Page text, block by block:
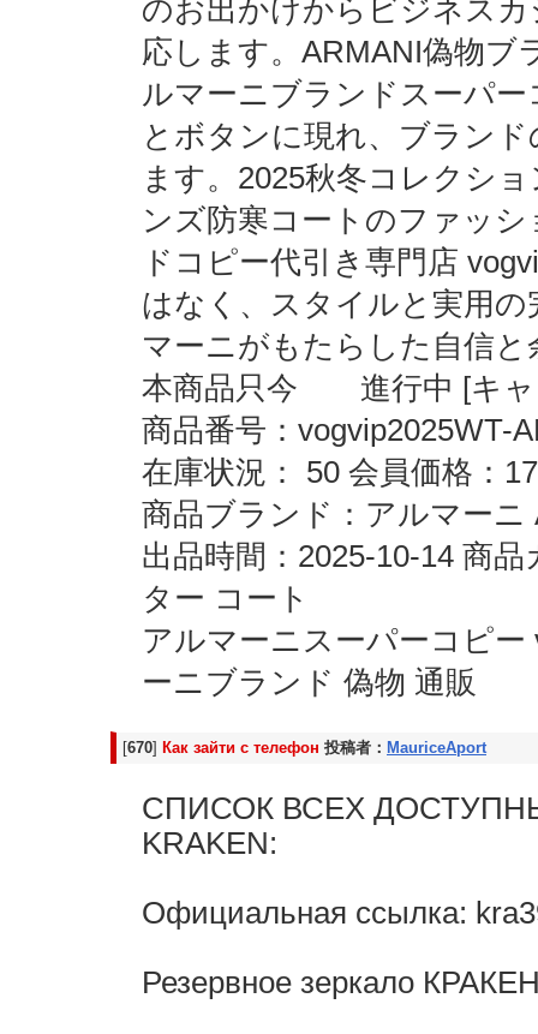
のお出かけからビジネス
応します。ARMANI偽物ブ
ルマーニブランドスーパ
とボタンに現れ、ブラン
ます。2025秋冬コレクシ
ンズ防寒コートのファッ
ドコピー代引き専門店
はなく、スタイルと実用
マーニがもたらした自信
本商品只今 進行中 [キャ
商品番号：vogvip2025WT-
在庫状況： 50 会員価格：
商品ブランド：アルマーニ
出品時間：2025-10-14 商
ター コート
アルマーニスーパーコピー
ーニブランド 偽物 通販
[670] Как зайти с телефон 投稿者： MauriceAport
СПИСОК ВСЕХ
KRAKЕN:
Официальная ссылка:
Резервное зеркалo